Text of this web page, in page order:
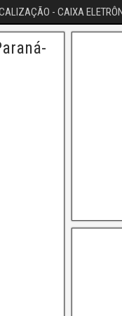
- CAIXA